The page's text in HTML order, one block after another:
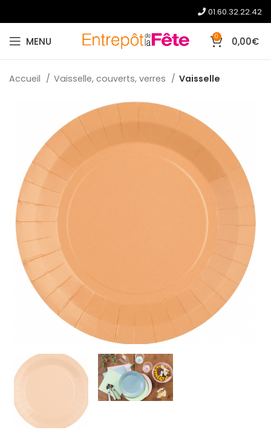
01.60.32.22.42
MENU 0 0,00€
Accueil Vaisselle, couverts, verres Vaisselle